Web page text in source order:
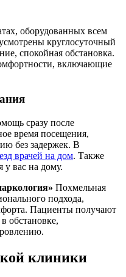
оборудованных всем
круглосуточный
спокойная обстановка.
включающие
сразу после
время посещения,
без задержек. В
врачей на дом. Также
у вас на дому.
Похмельная
подхода,
Пациенты получают
обстановке,
клиники